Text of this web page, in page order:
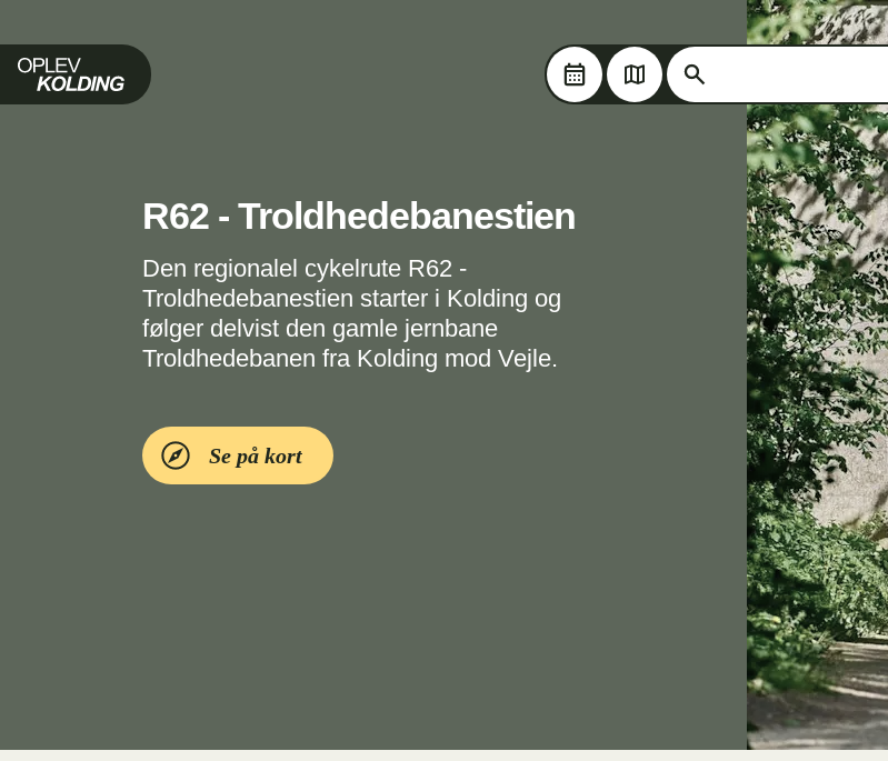
Skip til hovedindholdet
Oplev Kolding Søg på Oplev Kolding
Søg på Oplev Kolding
R62 - Troldhedebanestien
Den regionalel cykelrute R62 -
Troldhedebanestien starter i Kolding og
følger delvist den gamle jernbane
Troldhedebanen fra Kolding mod Vejle.
Se på kort